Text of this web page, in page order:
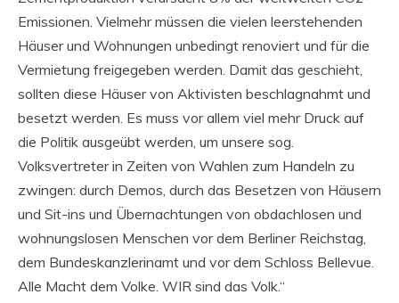
Emissionen. Vielmehr müssen die vielen leerstehenden
Häuser und Wohnungen unbedingt renoviert und für die
Vermietung freigegeben werden. Damit das geschieht,
sollten diese Häuser von Aktivisten beschlagnahmt und
besetzt werden. Es muss vor allem viel mehr Druck auf
die Politik ausgeübt werden, um unsere sog.
Volksvertreter in Zeiten von Wahlen zum Handeln zu
zwingen: durch Demos, durch das Besetzen von Häusern
und Sit-ins und Übernachtungen von obdachlosen und
wohnungslosen Menschen vor dem Berliner Reichstag,
dem Bundeskanzlerinamt und vor dem Schloss Bellevue.
Alle Macht dem Volke. WIR sind das Volk.“